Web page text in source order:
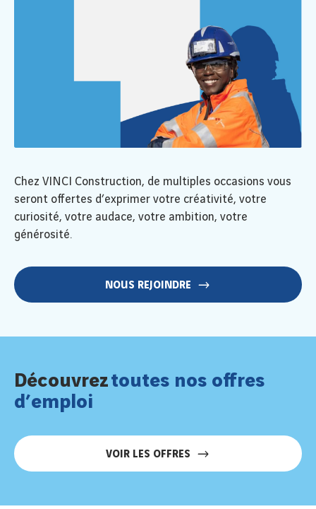
Chez VINCI Construction, de multiples occasions vous
seront offertes d’exprimer votre créativité, votre
curiosité, votre audace, votre ambition, votre
générosité.
NOUS REJOINDRE
Découvreztoutes nos offres
d’emploi
VOIR LES OFFRES